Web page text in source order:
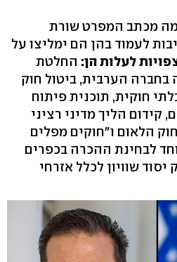
מכתב המפרט שורת
לעמוד בהן הם ימליצו על
לעלות הן: החלטת
הערבית, ביטול חוק
חוקית, תוכנית פיתוח
קידום הליך מדיני רציני
הלאום ו"חוקים מפלים
לבחינת ההכרה בכפרים
שוויון לכלל אזרחי